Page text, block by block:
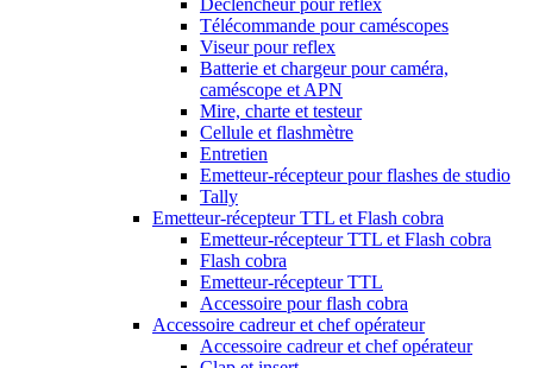
Déclencheur pour reflex
Télécommande pour caméscopes
Viseur pour reflex
Batterie et chargeur pour caméra,
caméscope et APN
Mire, charte et testeur
Cellule et flashmètre
Entretien
Emetteur-récepteur pour flashes de studio
Tally
Emetteur-récepteur TTL et Flash cobra
Emetteur-récepteur TTL et Flash cobra
Flash cobra
Emetteur-récepteur TTL
Accessoire pour flash cobra
Accessoire cadreur et chef opérateur
Accessoire cadreur et chef opérateur